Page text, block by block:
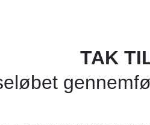
TAK